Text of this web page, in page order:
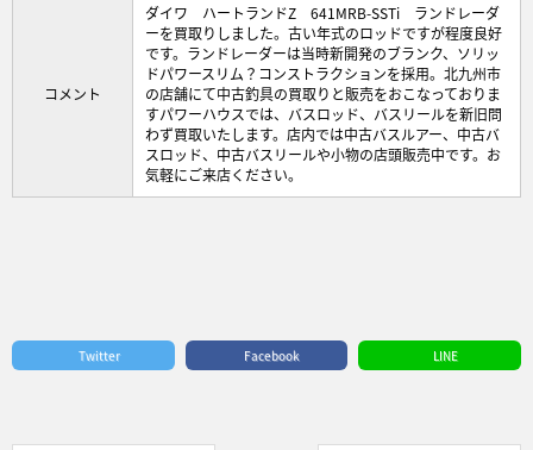
コメント
ダイワ ハートランドZ 641MRB-SSTi ランドレーダ
ーを買取りしました。古い年式のロッドですが程度良好
です。ランドレーダーは当時新開発のブランク、ソリッ
ドパワースリム？コンストラクションを採用。北九州市
の店舗にて中古釣具の買取りと販売をおこなっておりま
すパワーハウスでは、バスロッド、バスリールを新旧問
わず買取いたします。店内では中古バスルアー、中古バ
スロッド、中古バスリールや小物の店頭販売中です。お
気軽にご来店ください。
Twitter Facebook LINE